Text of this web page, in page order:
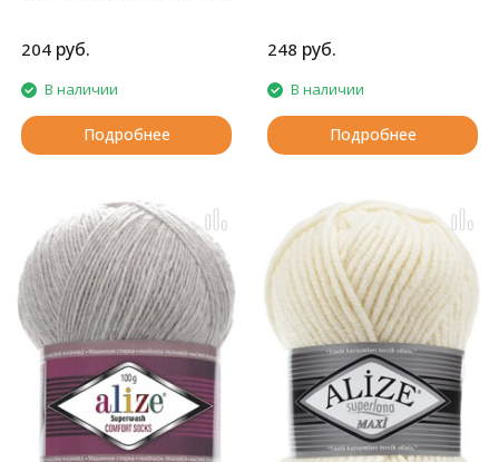
204 руб.
В наличии
Подробнее
248 руб.
В наличии
Подробнее